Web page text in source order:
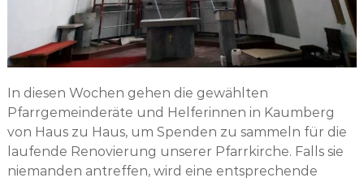
In diesen Wochen gehen die gewählten
Pfarrgemeinderäte und Helferinnen in Kaumberg
von Haus zu Haus, um Spenden zu sammeln für die
laufende Renovierung unserer Pfarrkirche. Falls sie
niemanden antreffen, wird eine entsprechende